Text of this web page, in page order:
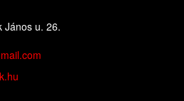
János u. 26.